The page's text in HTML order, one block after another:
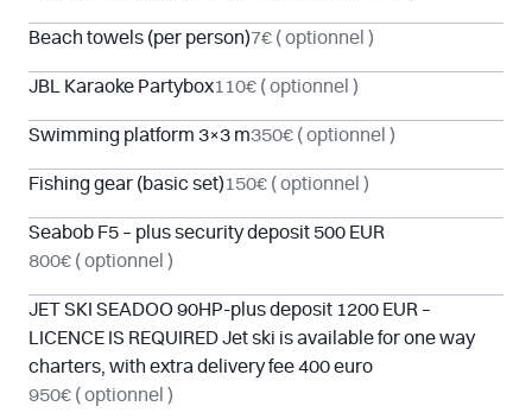
Beach towels (per person)7€ ( optionnel )
JBL Karaoke Partybox110€ ( optionnel )
Swimming platform 3×3 m350€ ( optionnel )
Fishing gear (basic set)150€ ( optionnel )
Seabob F5 – plus security deposit 500 EUR
800€ ( optionnel )
JET SKI SEADOO 90HP-plus deposit 1200 EUR –
LICENCE IS REQUIRED Jet ski is available for one way
charters, with extra delivery fee 400 euro
950€ ( optionnel )